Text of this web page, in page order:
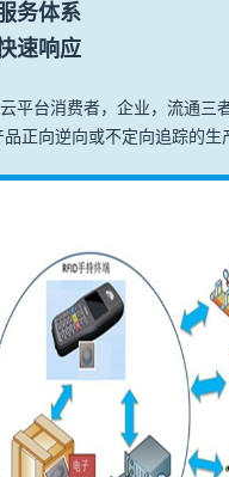
务体系
速响应
平台消费者，企业，流通三
正向逆向或不定向追踪的生